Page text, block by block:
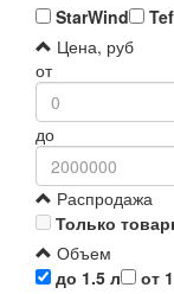
StarWind
Цена, руб
от
до
Распродажа
Только
Объем
до 1.5 л
от